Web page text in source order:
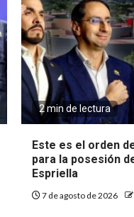
2 min de lectura
Este es el orden
para la posesión
Espriella
7 de agosto de 2026